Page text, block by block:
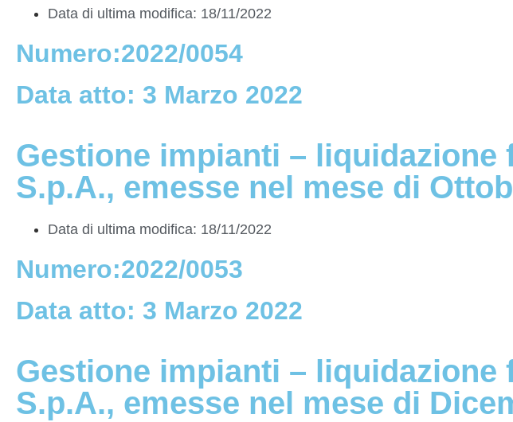
Data di ultima modifica: 18/11/2022
Numero:2022/0054
Data atto: 3 Marzo 2022
Gestione impianti – liquidazione
S.p.A., emesse nel mese di
Data di ultima modifica: 18/11/2022
Numero:2022/0053
Data atto: 3 Marzo 2022
Gestione impianti – liquidazione
S.p.A., emesse nel mese di